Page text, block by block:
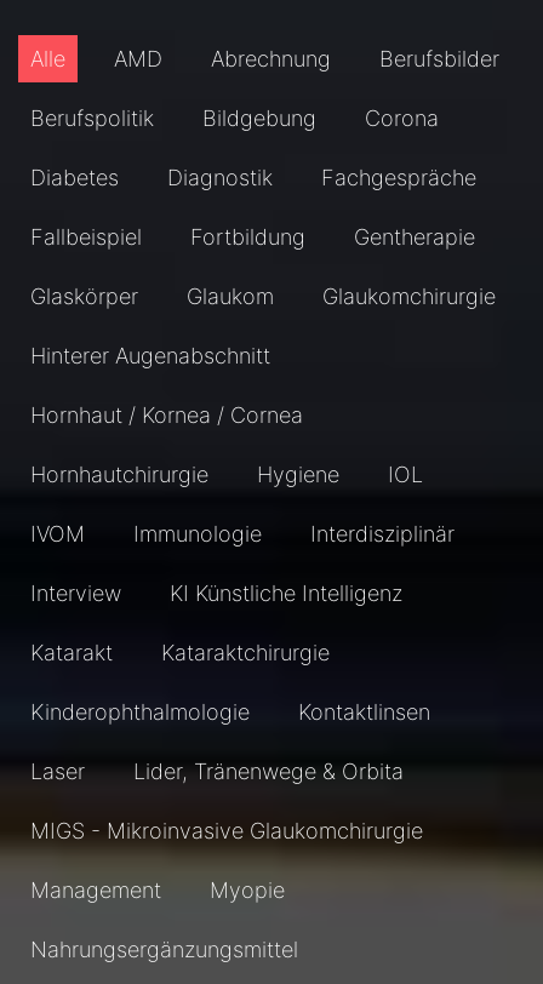
Alle AMD Abrechnung Berufsbilder
Berufspolitik Bildgebung Corona
Diabetes Diagnostik Fachgespräche
Fallbeispiel Fortbildung Gentherapie
Glaskörper Glaukom Glaukomchirurgie
Hinterer Augenabschnitt
Hornhaut / Kornea / Cornea
Hornhautchirurgie Hygiene IOL
IVOM Immunologie Interdisziplinär
Interview KI Künstliche Intelligenz
Katarakt Kataraktchirurgie
Kinderophthalmologie Kontaktlinsen
Laser Lider, Tränenwege & Orbita
MIGS - Mikroinvasive Glaukomchirurgie
Management Myopie
Nahrungsergänzungsmittel